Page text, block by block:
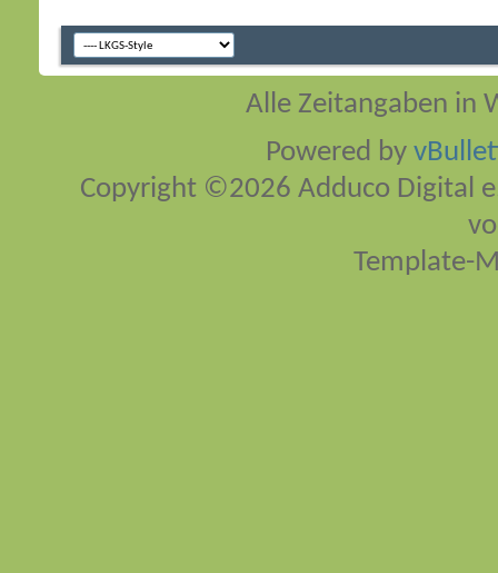
Alle Zeitangaben in
Powered by
Copyright ©2026 Adduco Digital
Template-